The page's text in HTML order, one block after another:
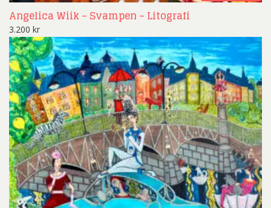
Angelica Wiik – Svampen – Litografi
3.200 kr